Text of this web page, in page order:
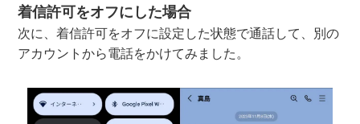
着信許可をオフにした場合
次に、着信許可をオフに設定した状態で通話して、別の
アカウントから電話をかけてみました。